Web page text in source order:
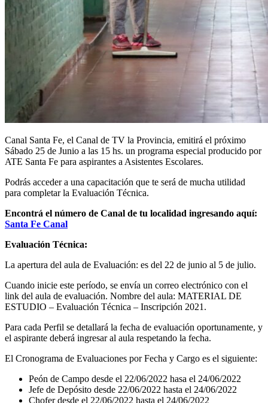
Canal Santa Fe, el Canal de TV la Provincia, emitirá el próximo
Sábado 25 de Junio a las 15 hs. un programa especial producido por
ATE Santa Fe para aspirantes a Asistentes Escolares.
Podrás acceder a una capacitación que te será de mucha utilidad
para completar la Evaluación Técnica.
Encontrá el número de Canal de tu localidad ingresando aquí:
Santa Fe Canal
Evaluación Técnica:
La apertura del aula de Evaluación: es del 22 de junio al 5 de julio.
Cuando inicie este período, se envía un correo electrónico con el
link del aula de evaluación. Nombre del aula: MATERIAL DE
ESTUDIO – Evaluación Técnica – Inscripción 2021.
Para cada Perfil se detallará la fecha de evaluación oportunamente, y
el aspirante deberá ingresar al aula respetando la fecha.
El Cronograma de Evaluaciones por Fecha y Cargo es el siguiente:
Peón de Campo desde el 22/06/2022 hasa el 24/06/2022
Jefe de Depósito desde 22/06/2022 hasta el 24/06/2022
Chofer desde el 22/06/2022 hasta el 24/06/2022